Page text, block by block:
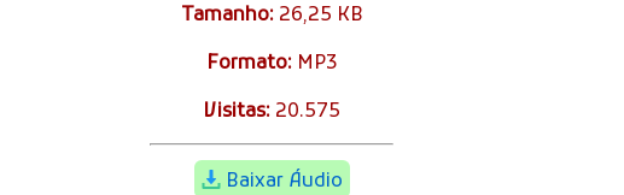
Tamanho:26,25 KB
Formato:MP3
Visitas:20.575
Baixar Áudio